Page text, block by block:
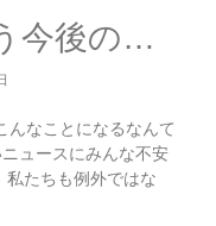
緊急事態宣言に伴う今後の営業について
んなことになるなんて
ュースにみんな不安
私たちも例外ではな